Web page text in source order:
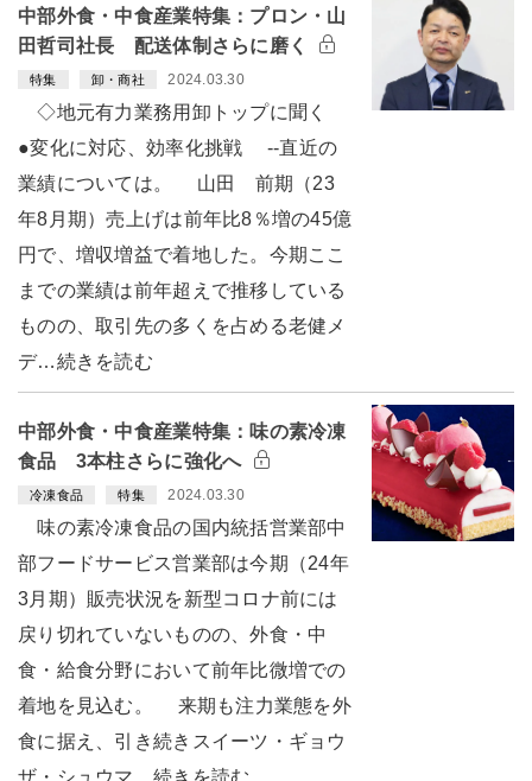
中部外食・中食産業特集：プロン・山
田哲司社長 配送体制さらに磨く
特集 卸・商社 2024.03.30
◇地元有力業務用卸トップに聞く
●変化に対応、効率化挑戦 --直近の
業績については。 山田 前期（23
年8月期）売上げは前年比8％増の45億
円で、増収増益で着地した。今期ここ
までの業績は前年超えで推移している
ものの、取引先の多くを占める老健メ
デ…続きを読む
中部外食・中食産業特集：味の素冷凍
食品 3本柱さらに強化へ
冷凍食品 特集 2024.03.30
味の素冷凍食品の国内統括営業部中
部フードサービス営業部は今期（24年
3月期）販売状況を新型コロナ前には
戻り切れていないものの、外食・中
食・給食分野において前年比微増での
着地を見込む。 来期も注力業態を外
食に据え、引き続きスイーツ・ギョウ